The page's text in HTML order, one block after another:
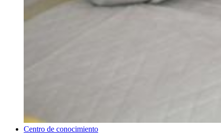
Centro de conocimiento